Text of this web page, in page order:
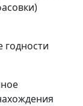
годности